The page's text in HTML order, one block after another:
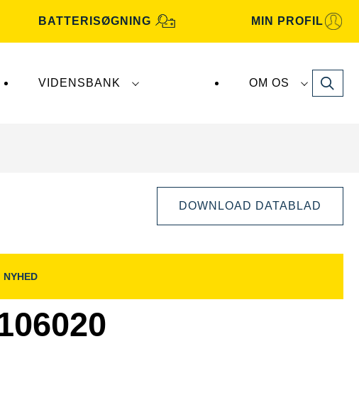
BATTERISØGNING MIN PROFIL
VIDENSBANK OM OS Search
DOWNLOAD DATABLAD
NYHED